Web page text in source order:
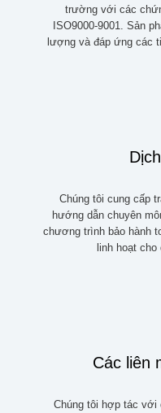
trường với các
ISO9000-9001. Sản
lượng và đáp ứng các
Chúng tôi cung cấp
hướng dẫn chuyên
chương trình bảo hành
linh hoạt cho
Các liên
Chúng tôi hợp tác với